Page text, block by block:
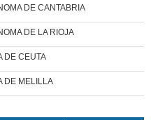
DE CANTABRIA
DE LA RIOJA
DE CEUTA
DE MELILLA